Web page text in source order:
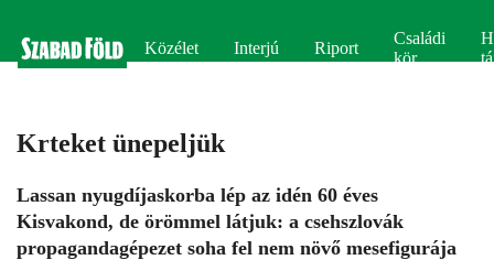
Közélet Interjú Riport
Családi
kör
Krteket ünepeljük
Lassan nyugdíjaskorba lép az idén 60 éves
Kisvakond, de örömmel látjuk: a csehszlovák
propagandagépezet soha fel nem növő mesefigurája